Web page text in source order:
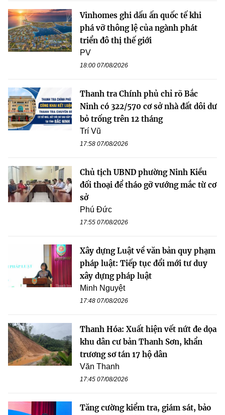
Vinhomes ghi dấu ấn quốc tế khi
phá vỡ thông lệ của ngành phát
triển đô thị thế giới
PV
18:00 07/08/2026
Thanh tra Chính phủ chỉ rõ Bắc
Ninh có 322/570 cơ sở nhà đất dôi dư
bỏ trống trên 12 tháng
Trí Vũ
17:58 07/08/2026
Chủ tịch UBND phường Ninh Kiều
đối thoại để tháo gỡ vướng mắc từ cơ
sở
Phú Đức
17:55 07/08/2026
Xây dựng Luật về văn bản quy phạm
pháp luật: Tiếp tục đổi mới tư duy
xây dựng pháp luật
Minh Nguyệt
17:48 07/08/2026
Thanh Hóa: Xuất hiện vết nứt đe dọa
khu dân cư bản Thanh Sơn, khẩn
trương sơ tán 17 hộ dân
Văn Thanh
17:45 07/08/2026
Tăng cường kiểm tra, giám sát, bảo